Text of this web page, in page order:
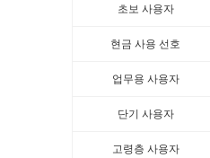
초보 사용자
현금 사용 선호
업무용 사용자
단기 사용자
고령층 사용자